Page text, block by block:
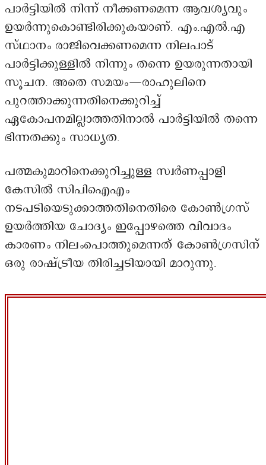
പാര്‍ട്ടിയില്‍ നിന്ന് നീക്കണമെന്ന ആവശ്യവും
ഉയർന്നുകൊണ്ടിരിക്കുകയാണ്. എം.എൽ.എ
സ്ഥാനം രാജിവെക്കണമെന്ന നിലപാട്
പാർട്ടിക്കുള്ളിൽ നിന്നും തന്നെ ഉയരുന്നതായി
സൂചന. അതെ സമയം—രാഹുലിനെ
പുറത്താക്കുന്നതിനെക്കുറിച്ച്
ഏകോപനമില്ലാത്തതിനാൽ പാർട്ടിയിൽ തന്നെ
ഭിന്നതക്കും സാധ്യത.
പത്മകുമാറിനെക്കുറിച്ചുള്ള സ്വർണപ്പാളി
കേസിൽ സിപിഐഎം
നടപടിയെടുക്കാത്തതിനെതിരെ കോണ്‍ഗ്രസ്
ഉയർത്തിയ ചോദ്യം ഇപ്പോഴത്തെ വിവാദം
കാരണം നിലംപൊത്തുമെന്നത് കോൺഗ്രസിന്
ഒരു രാഷ്ട്രീയ തിരിച്ചടിയായി മാറുന്നു.